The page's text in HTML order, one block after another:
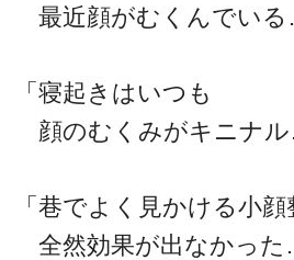
最近顔がむくんでいる
「寝起きはいつも
顔のむくみがキニナル
「巷でよく見かける小顔
全然効果が出なかった